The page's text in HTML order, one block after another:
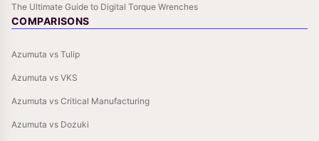
The Ultimate Guide to Digital Torque Wrenches
COMPARISONS
Azumuta vs Tulip
Azumuta vs VKS
Azumuta vs Critical Manufacturing
Azumuta vs Dozuki